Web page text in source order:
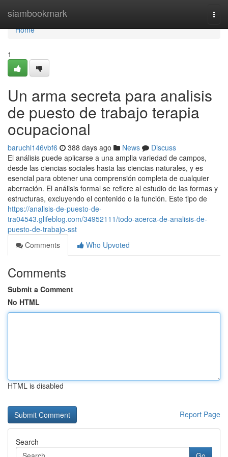
siambookmark
Home
Home
1
Un arma secreta para analisis
de puesto de trabajo terapia
ocupacional
baruchl146vbf6 388 days ago News
Discuss
El análisis puede aplicarse a una amplia variedad de campos,
desde las ciencias sociales hasta las ciencias naturales, y es
esencial para obtener una comprensión completa de cualquier
aberración. El análisis formal se refiere al estudio de las formas y
estructuras, excluyendo el contenido o la función. Este tipo de
https://analisis-de-puesto-de-
tra04543.glifeblog.com/34952111/todo-acerca-de-analisis-de-
puesto-de-trabajo-sst
Comments
Who Upvoted
Comments
Submit a Comment
No HTML
HTML is disabled
Report Page
Search